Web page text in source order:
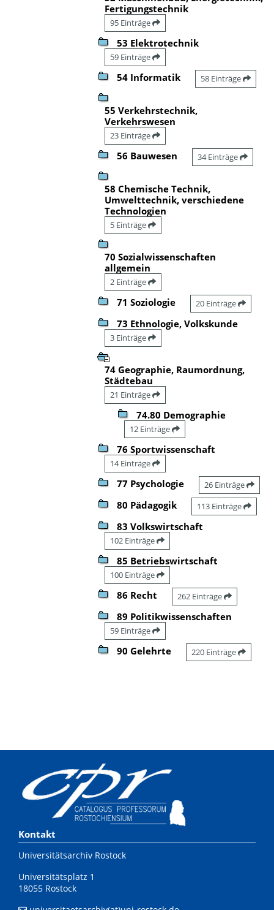
Fertigungstechnik
95 Einträge
53 Elektrotechnik
59 Einträge
54 Informatik 58 Einträge
55 Verkehrstechnik,
Verkehrswesen
23 Einträge
56 Bauwesen 34 Einträge
58 Chemische Technik,
Umwelttechnik, verschiedene
Technologien
5 Einträge
70 Sozialwissenschaften
allgemein
2 Einträge
71 Soziologie 20 Einträge
73 Ethnologie, Volkskunde
3 Einträge
74 Geographie, Raumordnung,
Städtebau
21 Einträge
74.80 Demographie
12 Einträge
76 Sportwissenschaft
14 Einträge
77 Psychologie 26 Einträge
80 Pädagogik 113 Einträge
83 Volkswirtschaft
102 Einträge
85 Betriebswirtschaft
100 Einträge
86 Recht 262 Einträge
89 Politikwissenschaften
59 Einträge
90 Gelehrte 220 Einträge
Kontakt
Universitätsarchiv Rostock
Universitätsplatz 1
18055 Rostock